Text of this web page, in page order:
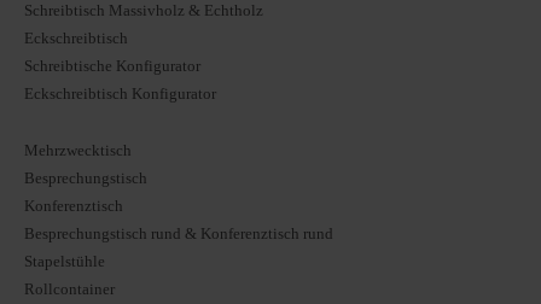
Schreibtisch Massivholz & Echtholz
Eckschreibtisch
Schreibtische Konfigurator
Eckschreibtisch Konfigurator
Mehrzwecktisch
Besprechungstisch
Konferenztisch
Besprechungstisch rund & Konferenztisch rund
Stapelstühle
Rollcontainer